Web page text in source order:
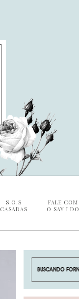
S.O.S
CASADAS
FALE COM
O SAY I DO